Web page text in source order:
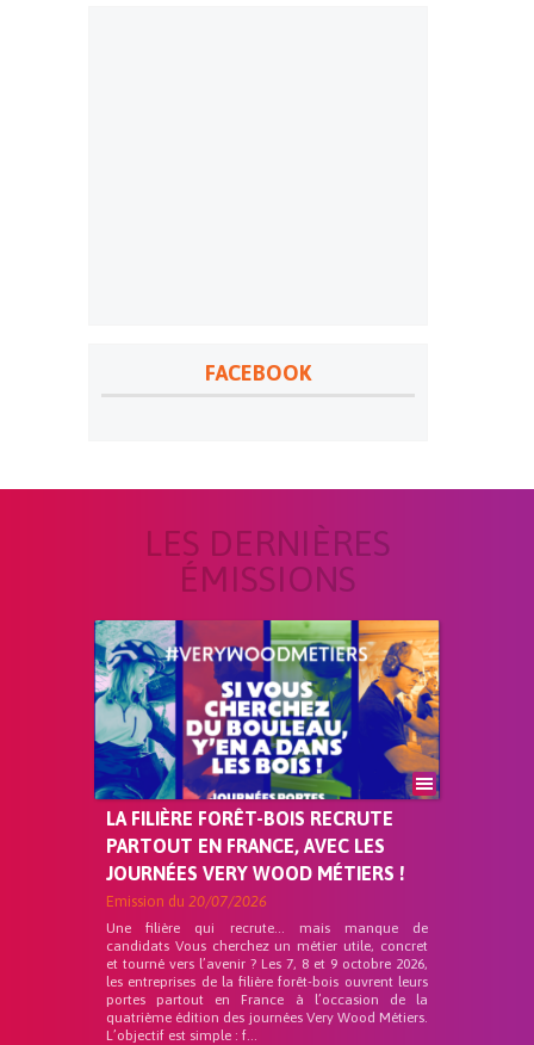
FACEBOOK
LES DERNIÈRES
ÉMISSIONS
LA FILIÈRE FORÊT-BOIS RECRUTE
PARTOUT EN FRANCE, AVEC LES
JOURNÉES VERY WOOD MÉTIERS !
Emission du 20/07/2026
Une filière qui recrute… mais manque de
candidats Vous cherchez un métier utile, concret
et tourné vers l’avenir ? Les 7, 8 et 9 octobre 2026,
les entreprises de la filière forêt-bois ouvrent leurs
portes partout en France à l’occasion de la
quatrième édition des journées Very Wood Métiers.
L’objectif est simple : f...